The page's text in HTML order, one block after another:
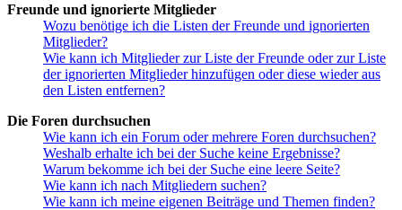
Freunde und ignorierte Mitglieder
Wozu benötige ich die Listen der Freunde und ignorierten
Mitglieder?
Wie kann ich Mitglieder zur Liste der Freunde oder zur Liste
der ignorierten Mitglieder hinzufügen oder diese wieder aus
den Listen entfernen?
Die Foren durchsuchen
Wie kann ich ein Forum oder mehrere Foren durchsuchen?
Weshalb erhalte ich bei der Suche keine Ergebnisse?
Warum bekomme ich bei der Suche eine leere Seite?
Wie kann ich nach Mitgliedern suchen?
Wie kann ich meine eigenen Beiträge und Themen finden?